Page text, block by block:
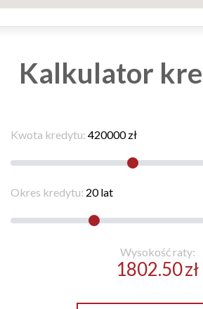
Kalkulator
Kwota kredytu: 420000 zł
Okres kredytu: 20 lat
Wysokość raty:
1802.50zł